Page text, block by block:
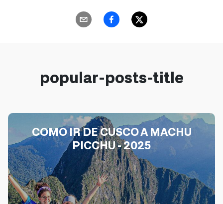
popular-posts-title
COMO IR DE CUSCO A MACHU
PICCHU - 2025